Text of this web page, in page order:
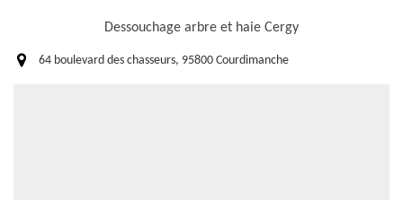
Dessouchage arbre et haie Cergy
64 boulevard des chasseurs, 95800 Courdimanche